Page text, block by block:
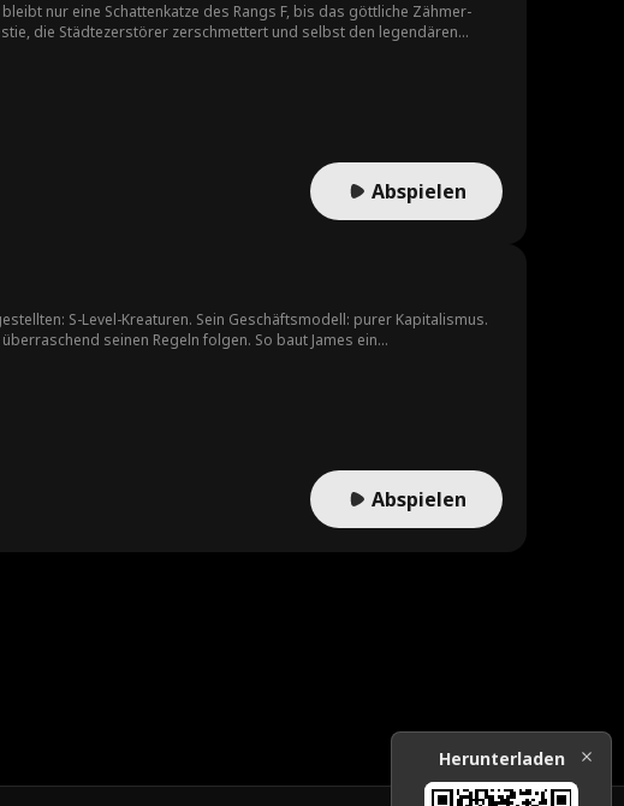
nur eine Schattenkatze des Rangs F, bis das göttliche Zähmer-
die Städtezerstörer zerschmettert und selbst den legendären
Abspielen
S-Level-Kreaturen. Sein Geschäftsmodell: purer Kapitalismus.
seinen Regeln folgen. So baut James ein
Abspielen
Herunterladen